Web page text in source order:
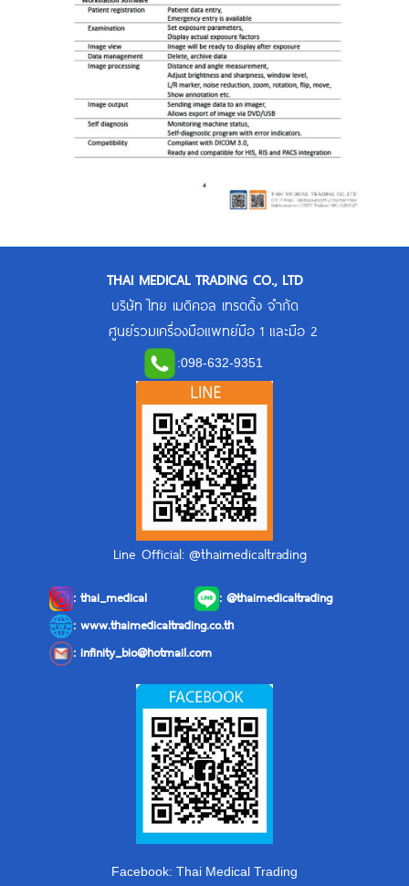
THAI MEDICAL TRADING CO., LTD
บริษัท ไทย เมดิคอล เทรดดิ้ง จำกัด
ศูนย์รวมเครื่องมือแพทย์มือ 1 และมือ 2
:098-632-9351
Line Official: @thaimedicaltrading
:thai_medical : @thaimedicaltrading
: www.thaimedicaltrading.co.th
:infinity_bio@hotmail.com
Facebook: Thai Medical Trading